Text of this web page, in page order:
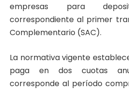
empresas para
correspondiente al primer
Complementario (SAC).
La normativa vigente
paga en dos cuotas
corresponde al período